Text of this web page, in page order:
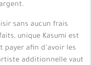
sans aucun frais
unique Kasumi est
afin d’avoir les
additionnelle vaut